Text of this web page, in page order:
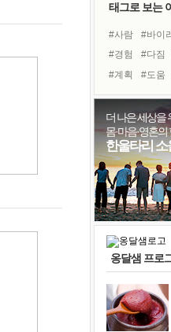
꿈이 실
'말 타는 법'
졸업식 사진
보고 싶은
못된 꼰대들
거울 속
태그로 보는
#사람 #바이
#경험
#다짐
#계획
#도움
#유튜브
#면
#독서캠프
#
#링컨학교
#
#아이들
#힐
#삶
#리더
더 나은 세상을
몸·마음·영혼
한울타리 소
옹달샘 프로